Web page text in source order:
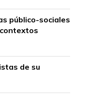
público-sociales
de su